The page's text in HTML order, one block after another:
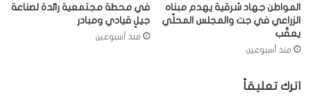
المواطن جهاد شرقية يهدم مبناه
الزراعي في جت والمجلس المحلّي
يعقّب
منذ أسبوعين
في محطة مجتمعية رائدة لصناعة
جيلٍ قيادي ومبادر
منذ أسبوعين
اترك تعليقاً